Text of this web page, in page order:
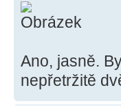
Ano, jasně.
nepřetržitě